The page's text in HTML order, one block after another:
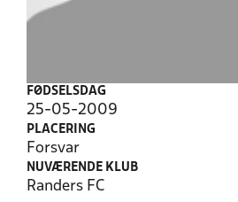
FØDSELSDAG
25-05-2009
PLACERING
Forsvar
NUVÆRENDE KLUB
Randers FC